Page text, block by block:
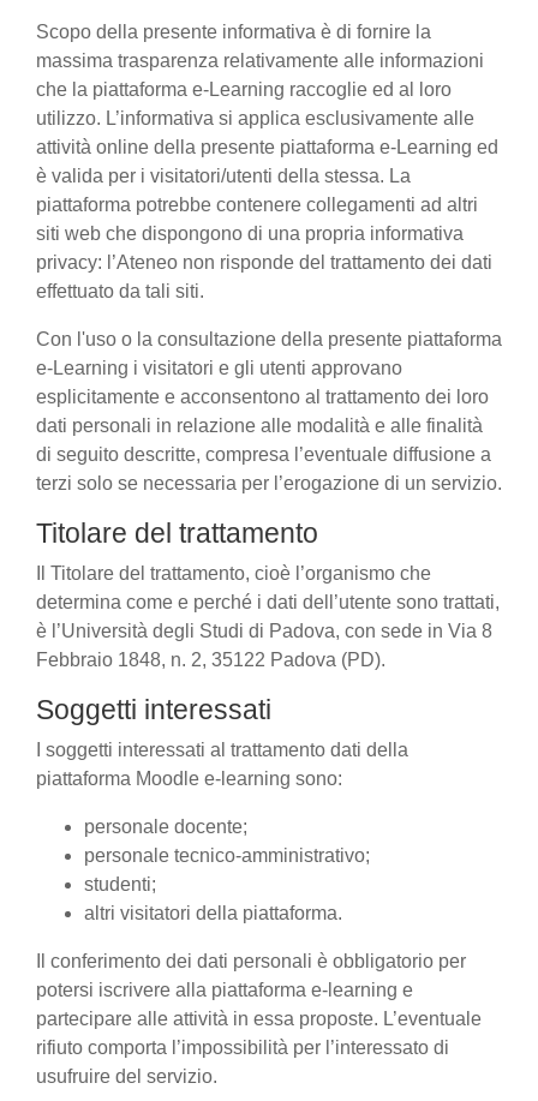
Scopo della presente informativa è di fornire la
massima trasparenza relativamente alle informazioni
che la piattaforma e-Learning raccoglie ed al loro
utilizzo. L’informativa si applica esclusivamente alle
attività online della presente piattaforma e-Learning ed
è valida per i visitatori/utenti della stessa. La
piattaforma potrebbe contenere collegamenti ad altri
siti web che dispongono di una propria informativa
privacy: l’Ateneo non risponde del trattamento dei dati
effettuato da tali siti.
Con l'uso o la consultazione della presente piattaforma
e-Learning i visitatori e gli utenti approvano
esplicitamente e acconsentono al trattamento dei loro
dati personali in relazione alle modalità e alle finalità
di seguito descritte, compresa l’eventuale diffusione a
terzi solo se necessaria per l’erogazione di un servizio.
Titolare del trattamento
Il Titolare del trattamento, cioè l’organismo che
determina come e perché i dati dell’utente sono trattati,
è l’Università degli Studi di Padova, con sede in Via 8
Febbraio 1848, n. 2, 35122 Padova (PD).
Soggetti interessati
I soggetti interessati al trattamento dati della
piattaforma Moodle e-learning sono:
personale docente;
personale tecnico-amministrativo;
studenti;
altri visitatori della piattaforma.
Il conferimento dei dati personali è obbligatorio per
potersi iscrivere alla piattaforma e-learning e
partecipare alle attività in essa proposte. L’eventuale
rifiuto comporta l’impossibilità per l’interessato di
usufruire del servizio.